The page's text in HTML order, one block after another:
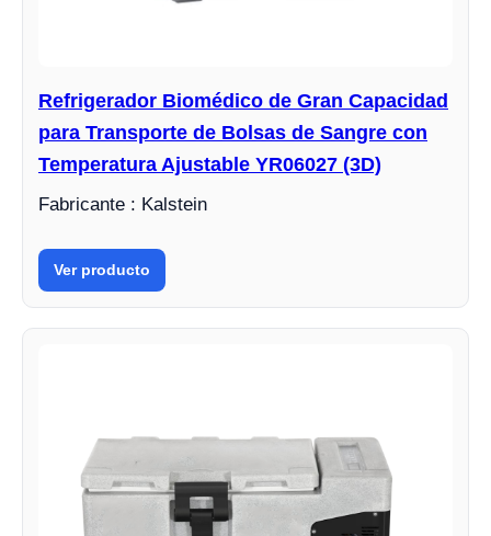
Refrigerador Biomédico de Gran Capacidad
para Transporte de Bolsas de Sangre con
Temperatura Ajustable YR06027 (3D)
Fabricante : Kalstein
Ver producto